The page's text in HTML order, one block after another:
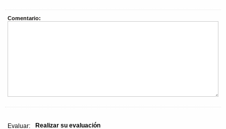
Comentario:
Evaluar: Realizar su evaluación